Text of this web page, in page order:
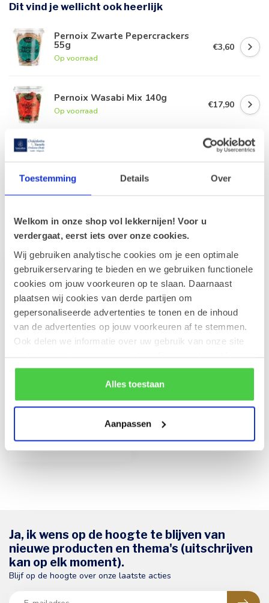
Toestemming Details Over
Welkom in onze shop vol lekkernijen! Voor u
verdergaat, eerst iets over onze cookies.
Wij gebruiken analytische cookies om je een optimale
gebruikerservaring te bieden en we gebruiken functionele
cookies om jouw voorkeuren op te slaan. Daarnaast
plaatsen wij cookies van derde partijen om
gepersonaliseerde advertenties te tonen en de inhoud
van de advertenties op jouw voorkeuren af te stemmen.
Ook delen we informatie over uw gebruik van onze site
rekening mee dat als je bepaalde cookies blokkeert, het
de correcte werking van de website kan verstoren.
Alles toestaan
Aanpassen
Dit vind je wellicht ook heerlijk
Pernoix Zwarte Pepercrackers
55g
Op voorraad
€3,60
Pernoix Wasabi Mix 140g
Op voorraad
€17,90
Recent bekeken
Een gevarieerde knabbelmix
van gezouten pinda's en
id...
€4,90
Ja, ik wens op de hoogte te blijven van
nieuwe producten en thema's (uitschrijven
kan op elk moment).
Blijf op de hoogte over onze laatste acties